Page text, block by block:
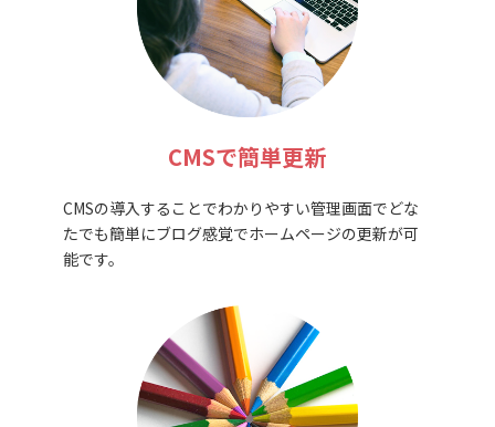
CMSで簡単更新
CMSの導入することでわかりやすい管理画面でどな
たでも簡単にブログ感覚でホームページの更新が可
能です。